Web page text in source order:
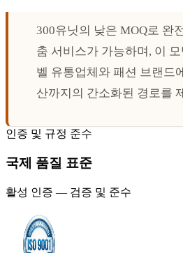
300유닛의 낮은 MOQ로 완
춤 서비스가 가능하며, 이
벨 유통업체와 패션 브랜드
산까지의 간소화된 경로를
인증 및 규정 준수
국제 품질 표준
활성 인증 — 검증 및 준수